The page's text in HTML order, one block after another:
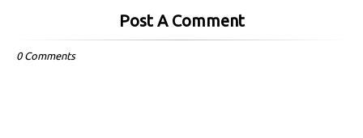
Post A Comment
0 Comments